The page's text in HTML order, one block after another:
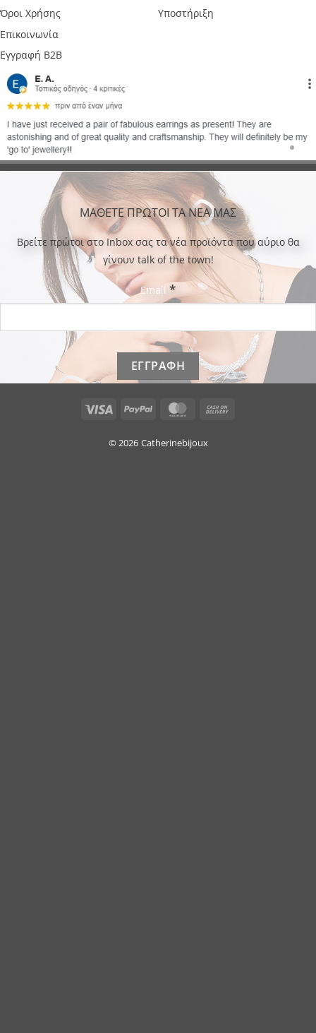
Όροι Χρήσης
Επικοινωνία
Εγγραφή B2B
Υποστήριξη
ΜΑΘΕΤΕ ΠΡΩΤΟΙ ΤΑ ΝΕΑ ΜΑΣ
Bρείτε πρώτοι στο Inbox σας τα νέα προϊόντα που αύριο θα
γίνουν talk of the town!
Email *
Visa PayPal MasterCard
© 2026 Catherinebijoux